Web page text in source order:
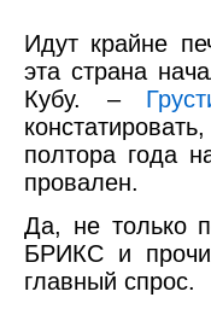
Идут крайне
эта страна
Кубу. –
полтора года
провален.
Да, не только
БРИКС и
главный спрос.